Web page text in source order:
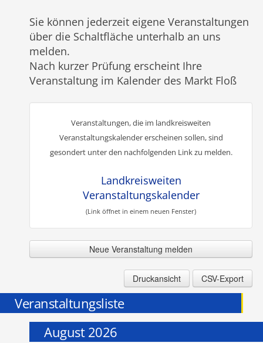
Sie können jederzeit eigene Veranstaltungen
über die Schaltfläche unterhalb an uns
melden.
Nach kurzer Prüfung erscheint Ihre
Veranstaltung im Kalender des Markt Floß
Veranstaltungen, die im landkreisweiten
Veranstaltungskalender erscheinen sollen, sind
gesondert unter den nachfolgenden Link zu melden.
Landkreisweiten
Veranstaltungskalender
(Link öffnet in einem neuen Fenster)
Neue Veranstaltung melden
Druckansicht CSV-Export
Veranstaltungsliste
August 2026